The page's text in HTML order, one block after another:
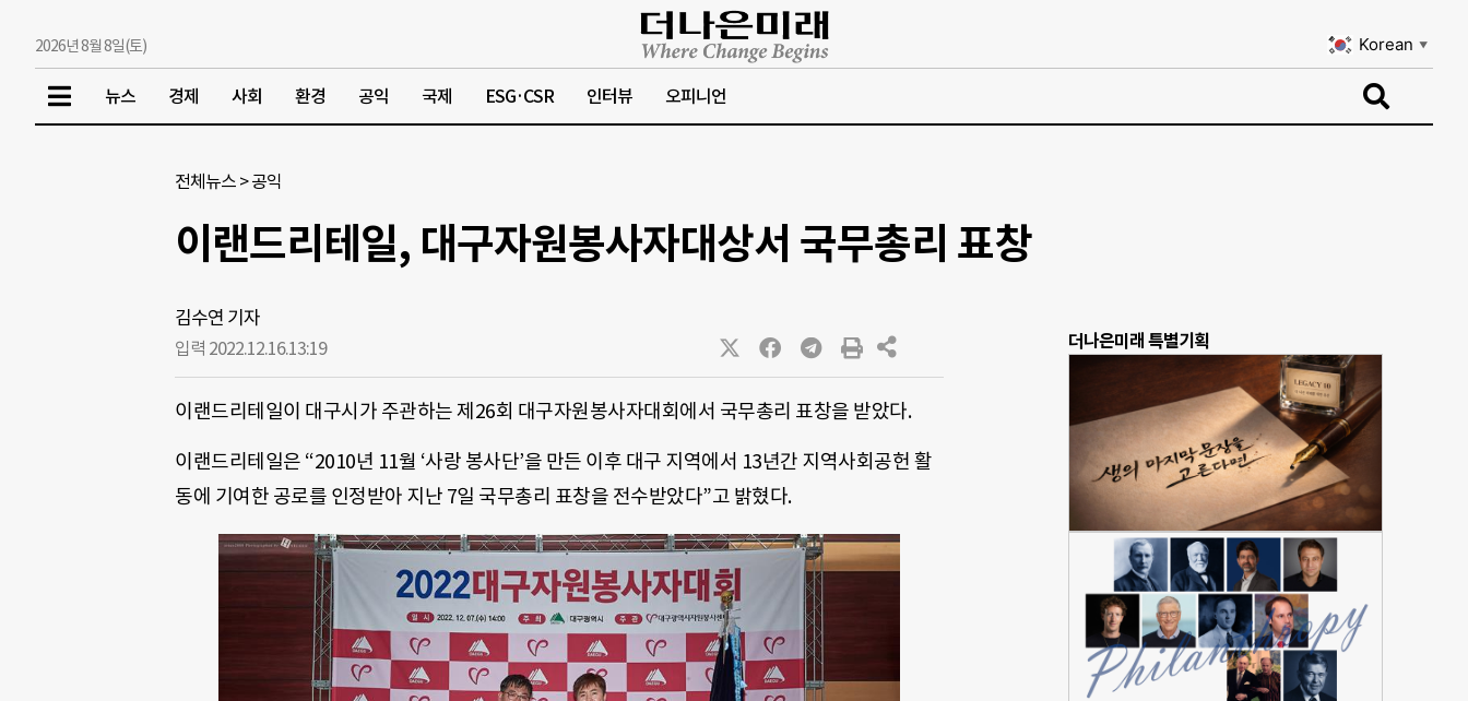
2026년 8월 8일(토) Korean ▼
뉴스 경제 사회 환경 공익 국제 ESG·CSR 인터뷰 오피니언
전체뉴스 >공익
이랜드리테일, 대구자원봉사자대상서 국무총리 표창
김수연 기자
입력 2022.12.16.13:19
이랜드리테일이 대구시가 주관하는 제26회 대구자원봉사자대회에서 국무총리 표창을 받았다.
이랜드리테일은 “2010년 11월 ‘사랑 봉사단’을 만든 이후 대구 지역에서 13년간 지역사회공헌 활
동에 기여한 공로를 인정받아 지난 7일 국무총리 표창을 전수받았다”고 밝혔다.
더나은미래 특별기획